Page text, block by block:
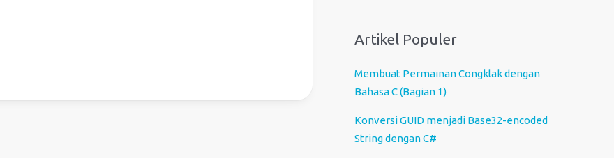
Artikel Populer
Membuat Permainan Congklak dengan
Bahasa C (Bagian 1)
Konversi GUID menjadi Base32-encoded
String dengan C#